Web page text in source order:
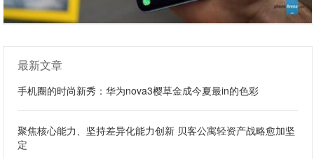
最新文章
手机圈的时尚新秀：华为nova3樱草金成今夏最in的色彩
聚焦核心能力、坚持差异化能力创新 贝客公寓轻资产战略愈加坚
定